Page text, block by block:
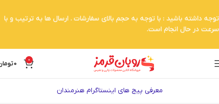
0
0
معرفی پیج های اینستاگرام هنرمندان
توجه داشته باشید : با توجه به حجم بالای سفارشات . ارسال ها به ترتیب و با
سرعت در حال انجام است.